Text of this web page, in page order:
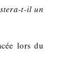
t-il un
lors du